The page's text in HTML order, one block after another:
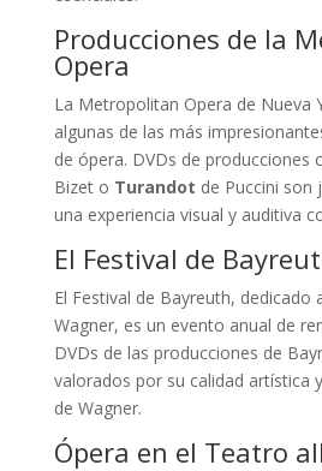
Producciones de la
Opera
La Metropolitan Opera de Nueva
algunas de las más
de ópera. DVDs de producciones
Bizet o Turandot de Puccini son
una experiencia visual y auditiva
El Festival de
El Festival de Bayreuth, dedicado
Wagner, es un evento anual de
DVDs de las producciones de
valorados por su calidad artística
de Wagner.
Ópera en el Teatro